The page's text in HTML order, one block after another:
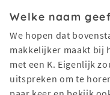
Welke naam
We hopen dat
makkelijker maakt bij
met een K. Eigenlijk
uitspreken om te